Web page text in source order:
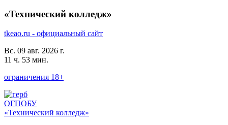
«Технический колледж»
tkeao.ru - официальный сайт
Вс. 09 авг. 2026 г.
11 ч. 53 мин.
ограничения 18+
ОГПОБУ
«Технический колледж»